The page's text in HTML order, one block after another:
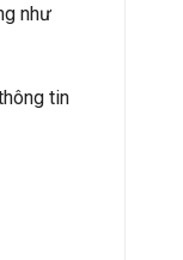
như
tin